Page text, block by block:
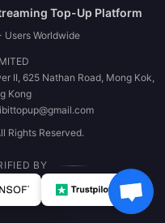
Top-Up Platform
Worldwide
II, 625 Nathan Road, Mong Kok,
Kong
Rights Reserved.
BY